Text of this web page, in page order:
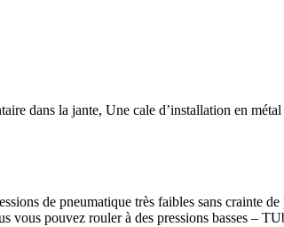
dans la jante, Une cale d’installation en
de pneumatique très faibles sans crainte
vous pouvez rouler à des pressions basses –